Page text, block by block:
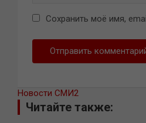
Сохранить моё имя,
Новости СМИ2
Читайте также: